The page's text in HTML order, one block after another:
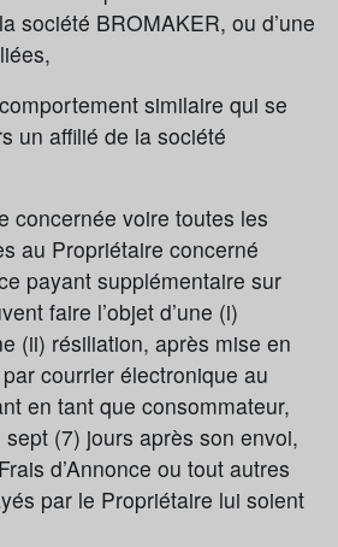
société BROMAKER, ou d’une
similaire qui se
un affilié de la société
concernée voire toutes les
au Propriétaire concerné
payant supplémentaire sur
faire l’objet d’une (i)
(ii) résiliation, après mise en
courrier électronique au
en tant que consommateur,
(7) jours après son envoi,
d’Annonce ou tout autres
par le Propriétaire lui soient